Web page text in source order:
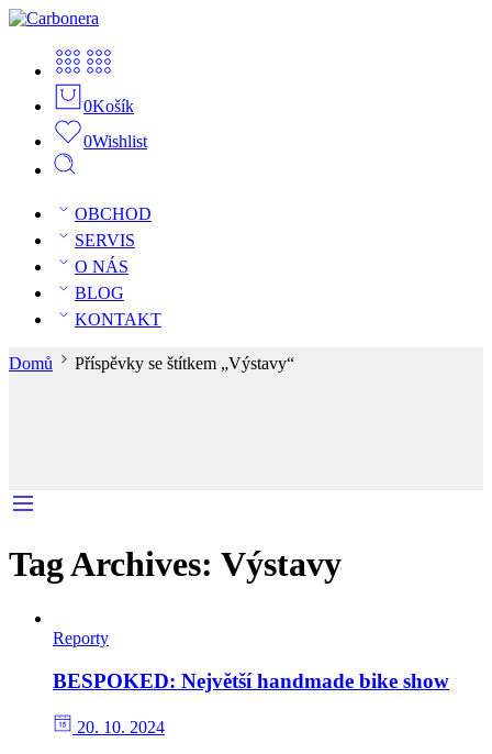
0Košík
0Wishlist
OBCHOD
SERVIS
O NÁS
BLOG
KONTAKT
Domů Příspěvky se štítkem „Výstavy“
Tag Archives: Výstavy
Reporty
BESPOKED: Největší handmade bike show
20. 10. 2024